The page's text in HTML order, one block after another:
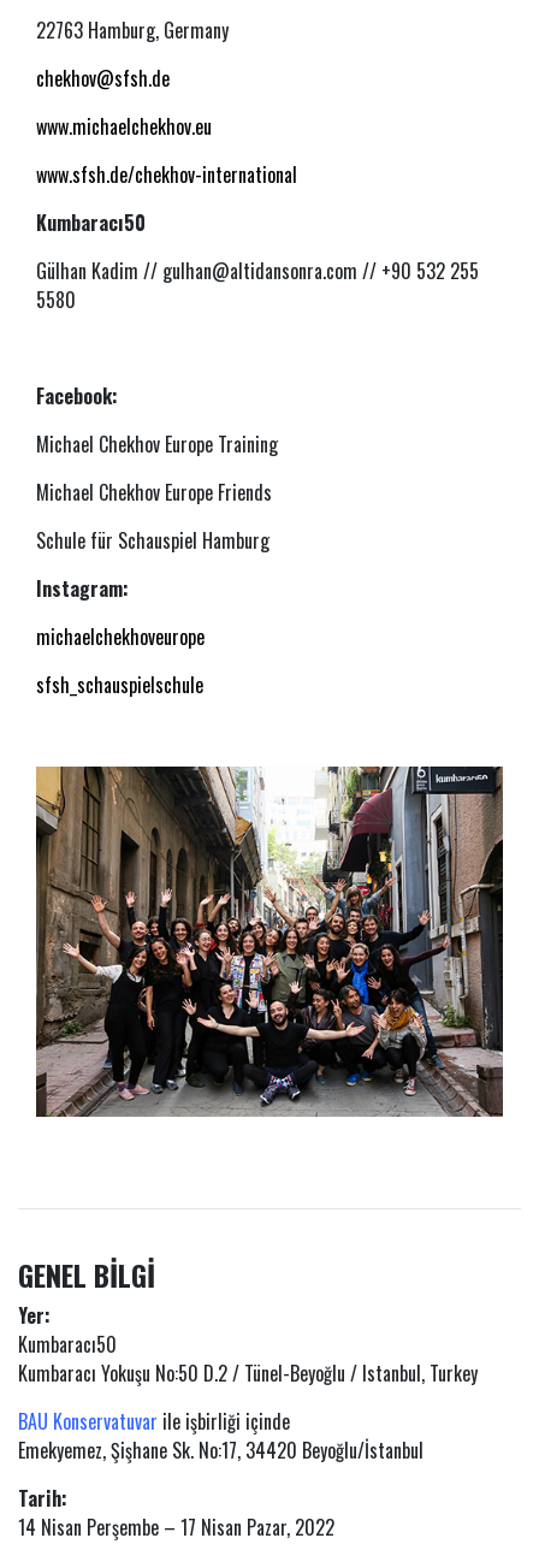
22763 Hamburg, Germany
chekhov@sfsh.de
www.michaelchekhov.eu
www.sfsh.de/chekhov-international
Kumbaracı50
Gülhan Kadim // gulhan@altidansonra.com // +90 532 255
5580
Facebook:
Michael Chekhov Europe Training
Michael Chekhov Europe Friends
Schule für Schauspiel Hamburg
Instagram:
michaelchekhoveurope
sfsh_schauspielschule
GENEL BİLGİ
Yer:
Kumbaracı50
Kumbaracı Yokuşu No:50 D.2 / Tünel-Beyoğlu / Istanbul, Turkey
BAU Konservatuvar ile işbirliği içinde
Emekyemez, Şişhane Sk. No:17, 34420 Beyoğlu/İstanbul
Tarih:
14 Nisan Perşembe – 17 Nisan Pazar, 2022